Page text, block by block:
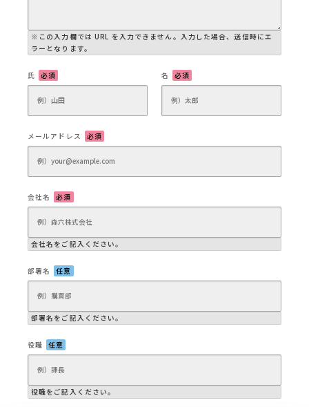
#グローバルネットワーク
※この入力欄では URL を入力できません。入力した場合、送信時にエ
ラーとなります。
氏 必須 名 必須
メールアドレス 必須
会社名 必須
会社名をご記入ください。
部署名 任意
部署名をご記入ください。
役職 任意
役職をご記入ください。